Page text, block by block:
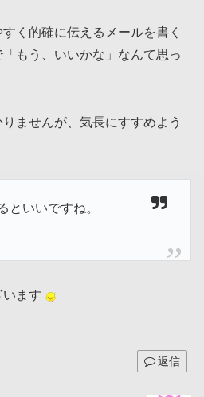
く的確に伝えるメールを書く
もう、いいかな」なんて思っ
ませんが、気長にすすめよう
といいですね。
います
返信